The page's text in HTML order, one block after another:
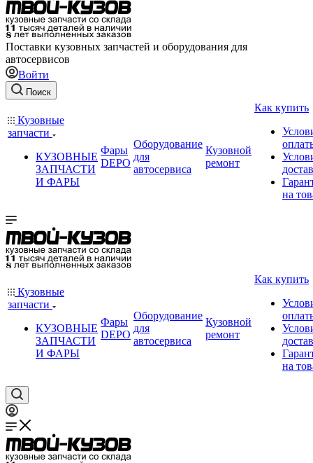
Поставки кузовных запчастей и оборудования для
автосервисов
Войти
Поиск
Кузовные
запчасти
КУЗОВНЫЕ
ЗАПЧАСТИ
И ФАРЫ
Фары
DEPO
Оборудование
для
автосервиса
Кузовной
ремонт
Как купить
на
Кузовные
запчасти
КУЗОВНЫЕ
ЗАПЧАСТИ
И ФАРЫ
Фары
DEPO
Оборудование
для
автосервиса
Кузовной
ремонт
Как купить
на